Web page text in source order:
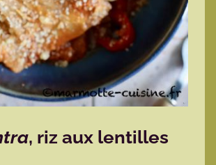
, riz aux lentilles